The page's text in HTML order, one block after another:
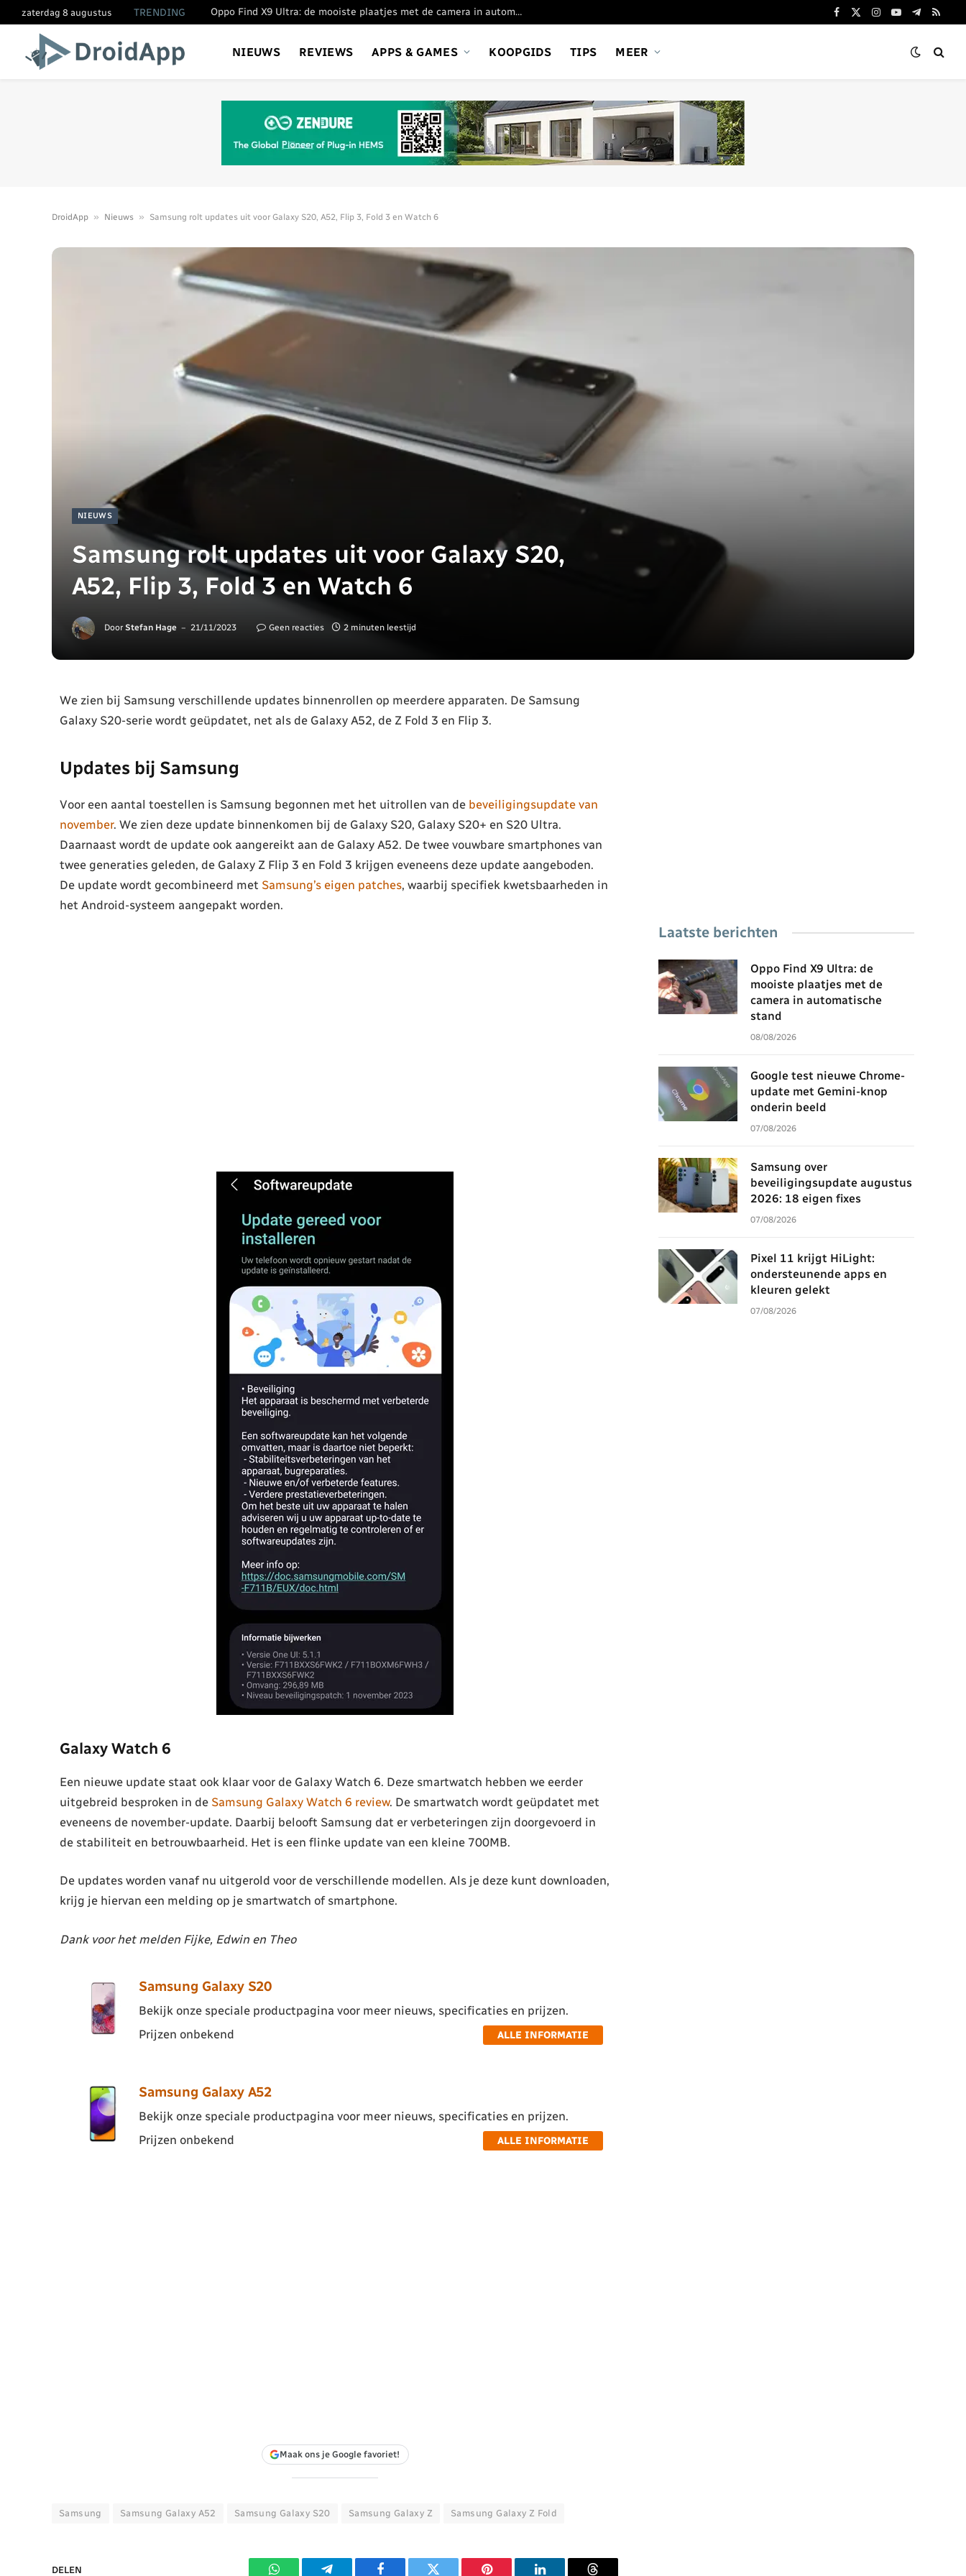
zaterdag 8 augustus TRENDING Oppo Find X9 Ultra: de mooiste plaatjes met de camera in automatische stand
Facebook
X
Instagram
YouTube
Telegram
RSS
NIEUWS REVIEWS APPS & GAMES KOOPGIDS TIPS MEER
DroidApp » Nieuws » Samsung rolt updates uit voor Galaxy S20, A52, Flip 3, Fold 3 en Watch 6
NIEUWS
Samsung rolt updates uit voor Galaxy S20,
A52, Flip 3, Fold 3 en Watch 6
Door Stefan Hage 21/11/2023 Geen reacties 2 minuten leestijd
We zien bij Samsung verschillende updates binnenrollen op meerdere apparaten. De Samsung
Galaxy S20-serie wordt geüpdatet, net als de Galaxy A52, de Z Fold 3 en Flip 3.
Updates bij Samsung
Voor een aantal toestellen is Samsung begonnen met het uitrollen van de beveiligingsupdate van
november. We zien deze update binnenkomen bij de Galaxy S20, Galaxy S20+ en S20 Ultra.
Daarnaast wordt de update ook aangereikt aan de Galaxy A52. De twee vouwbare smartphones van
twee generaties geleden, de Galaxy Z Flip 3 en Fold 3 krijgen eveneens deze update aangeboden.
De update wordt gecombineerd met Samsung’s eigen patches, waarbij specifiek kwetsbaarheden in
het Android-systeem aangepakt worden.
Galaxy Watch 6
Een nieuwe update staat ook klaar voor de Galaxy Watch 6. Deze smartwatch hebben we eerder
uitgebreid besproken in de Samsung Galaxy Watch 6 review. De smartwatch wordt geüpdatet met
eveneens de november-update. Daarbij belooft Samsung dat er verbeteringen zijn doorgevoerd in
de stabiliteit en betrouwbaarheid. Het is een flinke update van een kleine 700MB.
De updates worden vanaf nu uitgerold voor de verschillende modellen. Als je deze kunt downloaden,
krijg je hiervan een melding op je smartwatch of smartphone.
Dank voor het melden Fijke, Edwin en Theo
Samsung Galaxy S20
Bekijk onze speciale productpagina voor meer nieuws, specificaties en prijzen.
Prijzen onbekend
ALLE INFORMATIE
Samsung Galaxy A52
Bekijk onze speciale productpagina voor meer nieuws, specificaties en prijzen.
Prijzen onbekend
ALLE INFORMATIE
Maak ons je Google favoriet!
Samsung Samsung Galaxy A52 Samsung Galaxy S20 Samsung Galaxy Z Samsung Galaxy Z Fold
DELEN
Laatste berichten
Oppo Find X9 Ultra: de
mooiste plaatjes met de
camera in automatische
stand
08/08/2026
Google test nieuwe Chrome-
update met Gemini-knop
onderin beeld
07/08/2026
Samsung over
beveiligingsupdate augustus
2026: 18 eigen fixes
07/08/2026
Pixel 11 krijgt HiLight:
ondersteunende apps en
kleuren gelekt
07/08/2026